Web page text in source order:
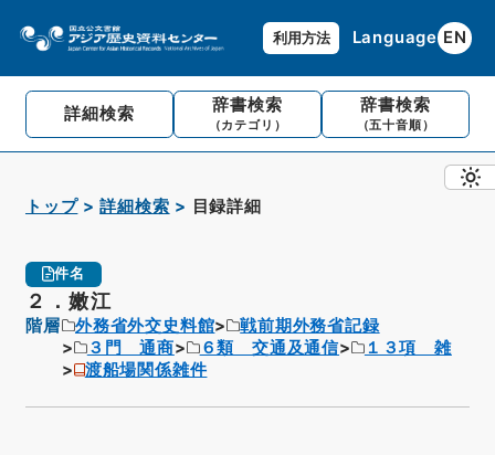
利用方法 Language EN
詳細検索 辞書検索
（カテゴリ）
辞書検索
（五十音順）
トップ 詳細検索 目録詳細
件名
２．嫩江
階層 外務省外交史料館
戦前期外務省記録
３門 通商
６類 交通及通信
１３項 雑
渡船場関係雑件